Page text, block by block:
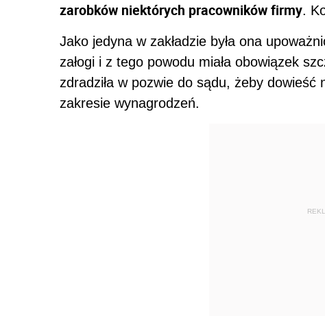
zarobków niektórych pracowników firmy.
Jako jedyna w zakładzie była ona
załogi i z tego powodu miała obowiązek
zdradziła w pozwie do sądu, żeby dowieść
zakresie wynagrodzeń.